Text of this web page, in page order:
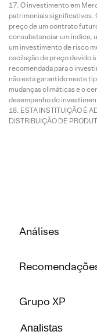
O investimento em
patrimoniais significativos.
preço de um contrato
consubstanciar um índice,
um investimento de risco
oscilação de preço devido
recomendada para o
não está garantido neste
mudanças climáticas e o
desempenho do
ESTA INSTITUIÇÃO É
DISTRIBUIÇÃO DE
Análises
Grupo XP
Analistas